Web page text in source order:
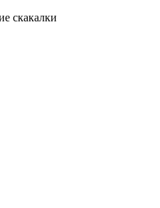
скакалки